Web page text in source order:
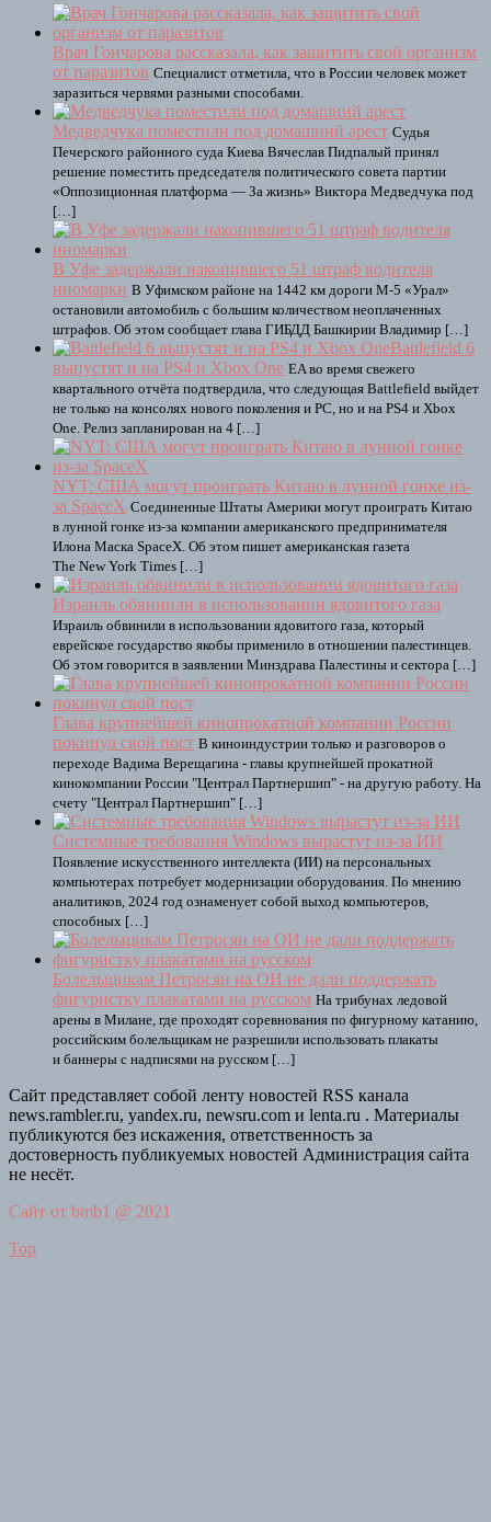
Врач Гончарова рассказала, как защитить свой организм
от паразитов Специалист отметила, что в России человек может
заразиться червями разными способами.
Медведчука поместили под домашний арест Судья
Печерского районного суда Киева Вячеслав Пидпалый принял
решение поместить председателя политического совета партии
«Оппозиционная платформа — За жизнь» Виктора Медведчука под
[…]
В Уфе задержали накопившего 51 штраф водителя
иномарки В Уфимском районе на 1442 км дороги М-5 «Урал»
остановили автомобиль с большим количеством неоплаченных
штрафов. Об этом сообщает глава ГИБДД Башкирии Владимир […]
Battlefield 6
выпустят и на PS4 и Xbox One EA во время свежего
квартального отчёта подтвердила, что следующая Battlefield выйдет
не только на консолях нового поколения и PC, но и на PS4 и Xbox
One. Релиз запланирован на 4 […]
NYT: США могут проиграть Китаю в лунной гонке из-
за SpaceX Соединенные Штаты Америки могут проиграть Китаю
в лунной гонке из-за компании американского предпринимателя
Илона Маска SpaceX. Об этом пишет американская газета
The New York Times […]
Израиль обвинили в использовании ядовитого газа
Израиль обвинили в использовании ядовитого газа, который
еврейское государство якобы применило в отношении палестинцев.
Об этом говорится в заявлении Минздрава Палестины и сектора […]
Глава крупнейшей кинопрокатной компании России
покинул свой пост В киноиндустрии только и разговоров о
переходе Вадима Верещагина - главы крупнейшей прокатной
кинокомпании России "Централ Партнершип" - на другую работу. На
счету "Централ Партнершип" […]
Системные требования Windows вырастут из-за ИИ
Появление искусственного интеллекта (ИИ) на персональных
компьютерах потребует модернизации оборудования. По мнению
аналитиков, 2024 год ознаменует собой выход компьютеров,
способных […]
Болельщикам Петросян на ОИ не дали поддержать
фигуристку плакатами на русском На трибунах ледовой
арены в Милане, где проходят соревнования по фигурному катанию,
российским болельщикам не разрешили использовать плакаты
и баннеры с надписями на русском […]
Сайт представляет собой ленту новостей RSS канала
news.rambler.ru, yandex.ru, newsru.com и lenta.ru . Материалы
публикуются без искажения, ответственность за
достоверность публикуемых новостей Администрация сайта
не несёт.
Сайт от bmb1 @ 2021
Top